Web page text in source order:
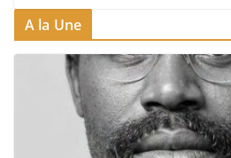
A la Une